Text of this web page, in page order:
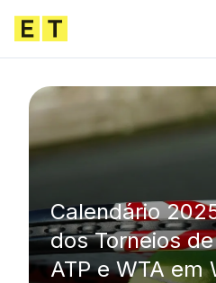
Calendário
dos Torneios
ATP e WTA em